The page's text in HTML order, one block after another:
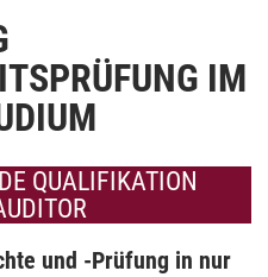
IM
QUALIFIKATION
und -Prüfung in nur